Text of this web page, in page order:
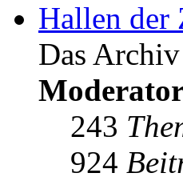
Hallen der
Das
243
924